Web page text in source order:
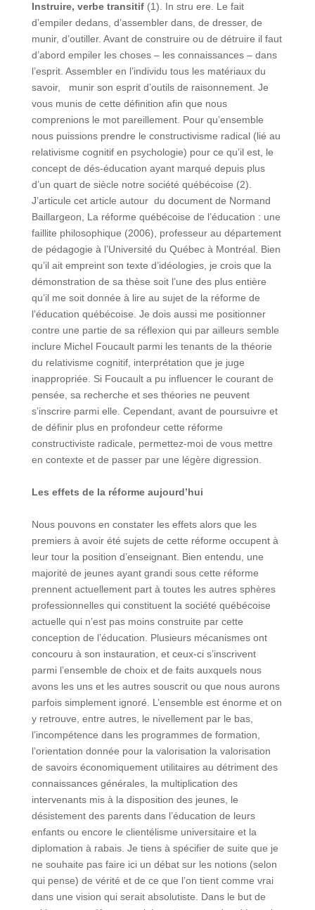
Instruire, verbe transitif (1). In stru ere. Le fait
d’empiler dedans, d’assembler dans, de dresser, de
munir, d’outiller. Avant de construire ou de détruire il faut
d’abord empiler les choses – les connaissances – dans
l’esprit. Assembler en l’individu tous les matériaux du
savoir, munir son esprit d’outils de raisonnement. Je
vous munis de cette définition afin que nous
comprenions le mot pareillement. Pour qu’ensemble
nous puissions prendre le constructivisme radical (lié au
relativisme cognitif en psychologie) pour ce qu’il est, le
concept de dés-éducation ayant marqué depuis plus
d’un quart de siècle notre société québécoise (2).
J’articule cet article autour du document de Normand
Baillargeon, La réforme québécoise de l’éducation : une
faillite philosophique (2006), professeur au département
de pédagogie à l’Université du Québec à Montréal. Bien
qu’il ait empreint son texte d’idéologies, je crois que la
démonstration de sa thèse soit l’une des plus entière
qu’il me soit donnée à lire au sujet de la réforme de
l’éducation québécoise. Je dois aussi me positionner
contre une partie de sa réflexion qui par ailleurs semble
inclure Michel Foucault parmi les tenants de la théorie
du relativisme cognitif, interprétation que je juge
inappropriée. Si Foucault a pu influencer le courant de
pensée, sa recherche et ses théories ne peuvent
s’inscrire parmi elle. Cependant, avant de poursuivre et
de définir plus en profondeur cette réforme
constructiviste radicale, permettez-moi de vous mettre
en contexte et de passer par une légère digression.
Les effets de la réforme aujourd’hui
Nous pouvons en constater les effets alors que les
premiers à avoir été sujets de cette réforme occupent à
leur tour la position d’enseignant. Bien entendu, une
majorité de jeunes ayant grandi sous cette réforme
prennent actuellement part à toutes les autres sphères
professionnelles qui constituent la société québécoise
actuelle qui n’est pas moins construite par cette
conception de l’éducation. Plusieurs mécanismes ont
concouru à son instauration, et ceux-ci s’inscrivent
parmi l’ensemble de choix et de faits auxquels nous
avons les uns et les autres souscrit ou que nous aurons
parfois simplement ignoré. L’ensemble est énorme et on
y retrouve, entre autres, le nivellement par le bas,
l’incompétence dans les programmes de formation,
l’orientation donnée pour la valorisation la valorisation
de savoirs économiquement utilitaires au détriment des
connaissances générales, la multiplication des
intervenants mis à la disposition des jeunes, le
désistement des parents dans l’éducation de leurs
enfants ou encore le clientélisme universitaire et la
diplomation à rabais. Je tiens à spécifier de suite que je
ne souhaite pas faire ici un débat sur les notions (selon
qui pense) de vérité et de ce que l’on tient comme vrai
dans une vision qui serait absolutiste. Dans le but de